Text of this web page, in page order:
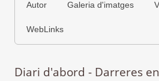
Autor Galeria d'imatges
WebLinks
Diari d'abord - Darreres